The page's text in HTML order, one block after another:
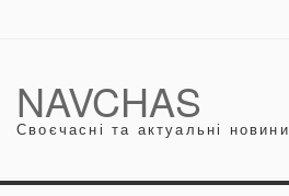
NAVCHAS
Своєчасні та актуальні новини